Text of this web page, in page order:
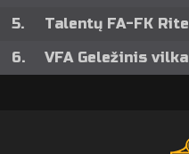
5. Talentų FA-FK
6. VFA Geležinis